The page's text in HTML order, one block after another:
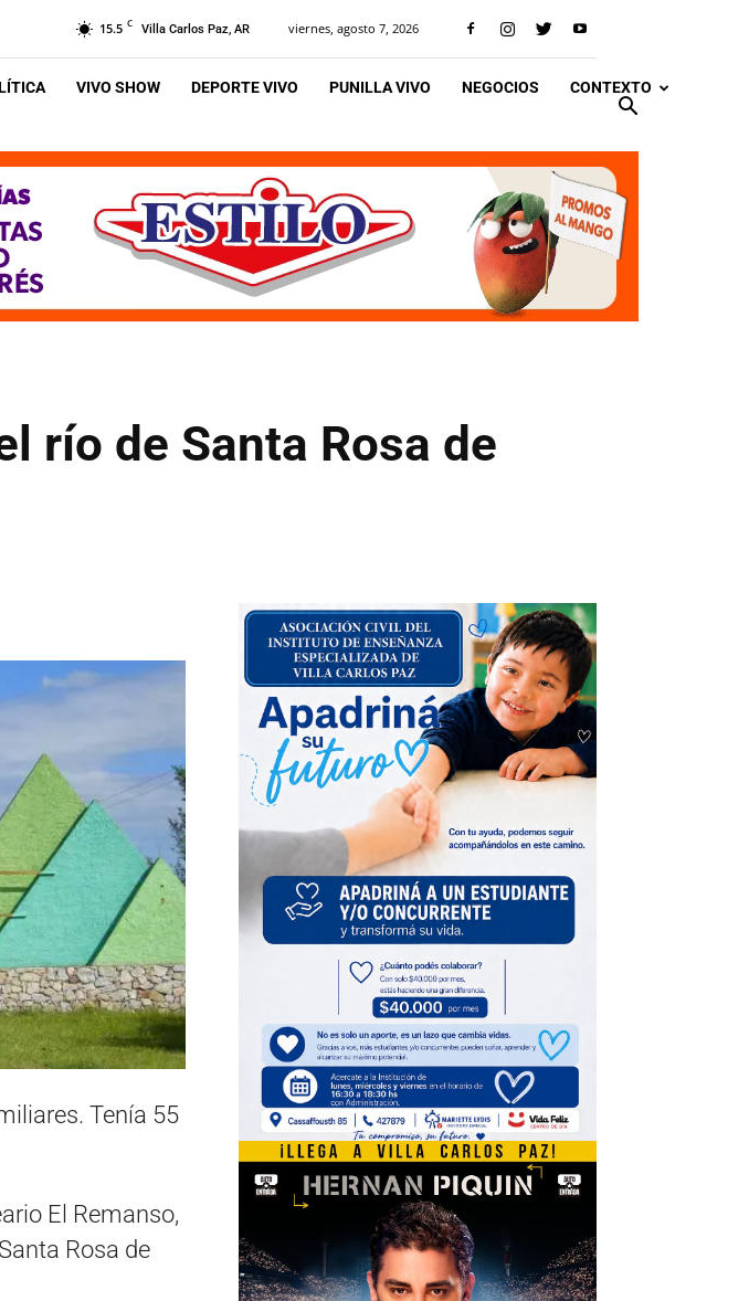
15.5 C Villa Carlos Paz, AR viernes, agosto 7, 2026
VIVO SHOW DEPORTE VIVO PUNILLA VIVO NEGOCIOS CONTEXTO
río de Santa Rosa de
Tenía 55
El Remanso,
Rosa de